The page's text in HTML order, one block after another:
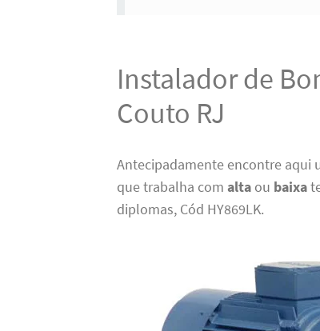
Instalador de
Couto RJ
Antecipadamente encontre aqui
que trabalha comalta ou baixa
diplomas, Cód HY869LK.